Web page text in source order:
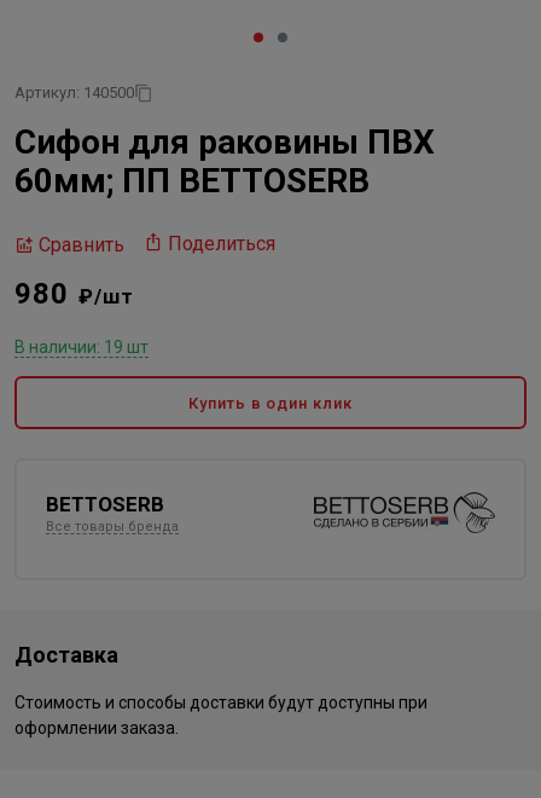
Артикул: 140500
Сифон для раковины ПВХ
60мм; ПП BETTOSERB
Сравнить Поделиться
980 ₽/шт
В наличии: 19 шт
Купить в один клик
BETTOSERB
Все товары бренда
Доставка
Стоимость и способы доставки будут доступны при
оформлении заказа.